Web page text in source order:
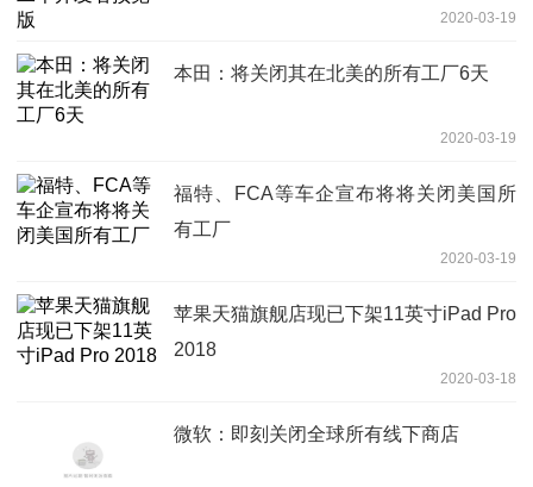
2020-03-19
本田：将关闭其在北美的所有工厂6天
2020-03-19
福特、FCA等车企宣布将将关闭美国所
有工厂
2020-03-19
苹果天猫旗舰店现已下架11英寸iPad Pro
2018
2020-03-18
微软：即刻关闭全球所有线下商店